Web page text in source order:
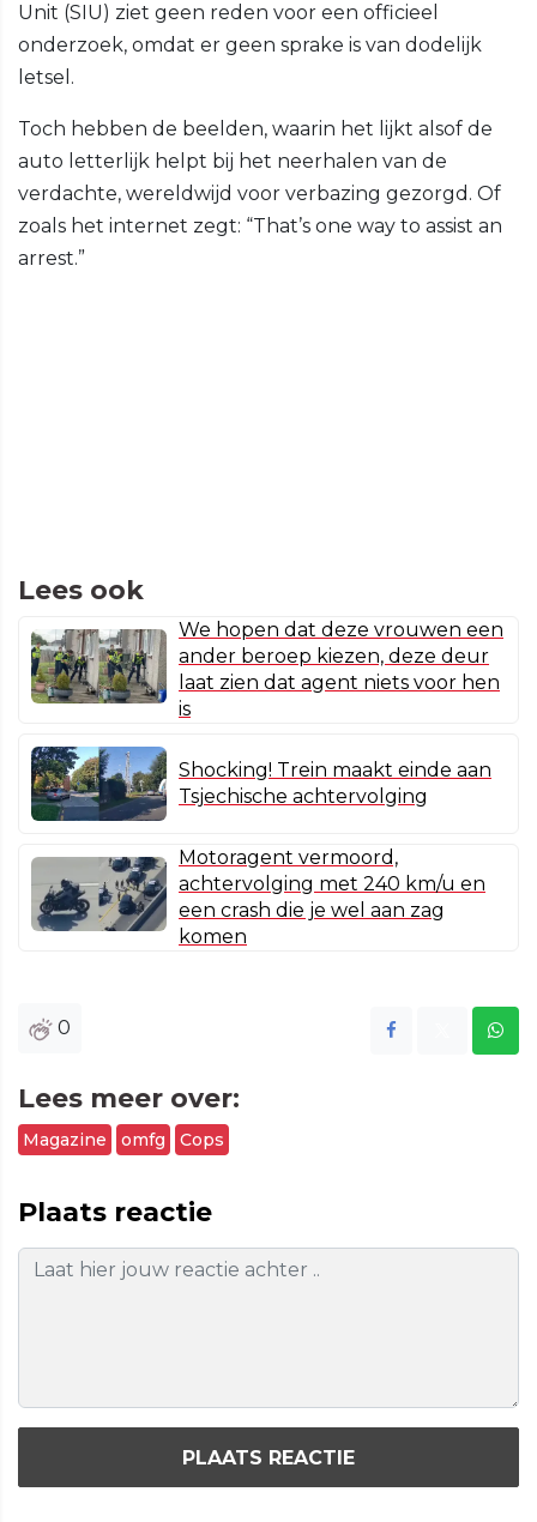
Unit (SIU) ziet geen reden voor een officieel
onderzoek, omdat er geen sprake is van dodelijk
letsel.
Toch hebben de beelden, waarin het lijkt alsof de
auto letterlijk helpt bij het neerhalen van de
verdachte, wereldwijd voor verbazing gezorgd. Of
zoals het internet zegt: “That’s one way to assist an
arrest.”
Lees ook
We hopen dat deze vrouwen een
ander beroep kiezen, deze deur
laat zien dat agent niets voor hen
is
Shocking! Trein maakt einde aan
Tsjechische achtervolging
Motoragent vermoord,
achtervolging met 240 km/u en
een crash die je wel aan zag
komen
0
Lees meer over:
Magazine omfg Cops
Plaats reactie
PLAATS REACTIE